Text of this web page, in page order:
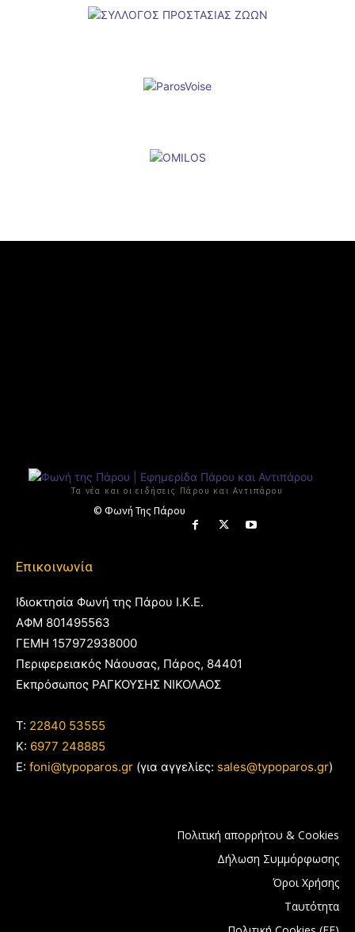
Τα νέα και οι ειδήσεις Πάρου και Αντιπάρου
© Φωνή Της Πάρου
Επικοινωνία
Ιδιοκτησία Φωνή της Πάρου Ι.Κ.Ε.
ΑΦΜ 801495563
ΓΕΜΗ 157972938000
Περιφερειακός Νάουσας, Πάρος, 84401
Εκπρόσωπος ΡΑΓΚΟΥΣΗΣ ΝΙΚΟΛΑΟΣ
T: 22840 53555
Κ: 6977 248885
E: foni@typoparos.gr (για αγγελίες: sales@typoparos.gr)
Πολιτική απορρήτου & Cookies
Δήλωση Συμμόρφωσης
Όροι Χρήσης
Ταυτότητα